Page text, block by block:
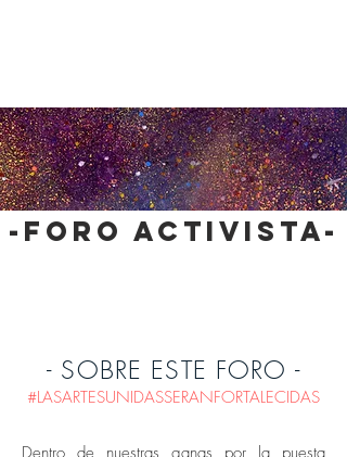
-foro activista-
- SOBRE ESTE FORO -
#LASARTESUNIDASSERANFORTALECIDAS
Dentro de nuestras ganas por la puesta